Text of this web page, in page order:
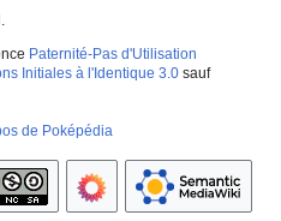
.
Paternité-Pas d'Utilisation
Initiales à l'Identique 3.0 sauf
de Poképédia